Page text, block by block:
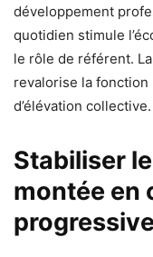
développement
quotidien stimule
le rôle de référent.
revalorise la
d’élévation collective.
Stabiliser
montée en
progressive